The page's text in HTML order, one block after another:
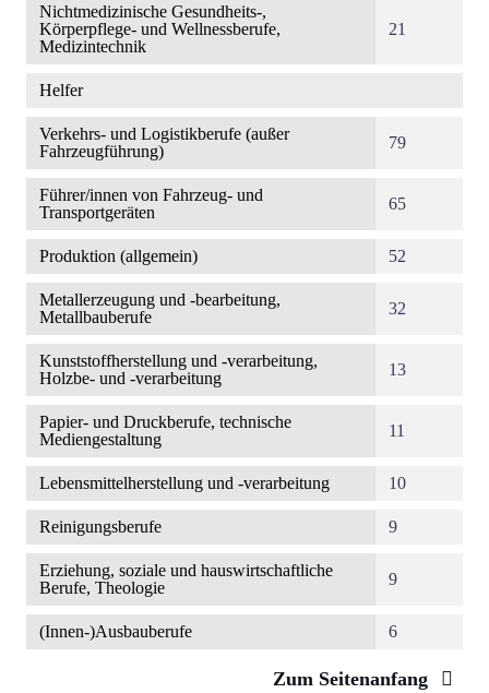
Nichtmedizinische Gesundheits-,
Körperpflege- und Wellnessberufe,
Medizintechnik
21
Helfer
Verkehrs- und Logistikberufe (außer
Fahrzeugführung)
79
Führer/innen von Fahrzeug- und
Transportgeräten
65
Produktion (allgemein) 52
Metallerzeugung und -bearbeitung,
Metallbauberufe
32
Kunststoffherstellung und -verarbeitung,
Holzbe- und -verarbeitung
13
Papier- und Druckberufe, technische
Mediengestaltung
11
Lebensmittelherstellung und -verarbeitung 10
Reinigungsberufe 9
Erziehung, soziale und hauswirtschaftliche
Berufe, Theologie
9
(Innen-)Ausbauberufe 6
Zum Seitenanfang